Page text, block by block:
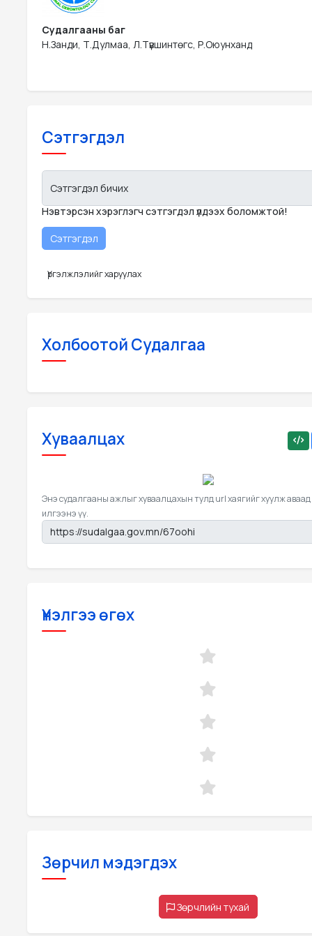
Судалгааны баг
Н.Занди, Т.Дулмаа, Л.Түвшинтөгс, Р.Оюунханд
Сэтгэгдэл
Сэтгэгдэл бичих
Нэвтэрсэн хэрэглэгч сэтгэгдэл үлдээх боломжтой!
Үргэлжлэлийг харуулах
Холбоотой Судалгаа
Хуваалцах
Энэ судалгааны ажлыг хуваалцахын тулд url хаягийг хуулж аваад
илгээнэ үү.
Үнэлгээ өгөх
Зөрчил мэдэгдэх
Зөрчлийн тухай